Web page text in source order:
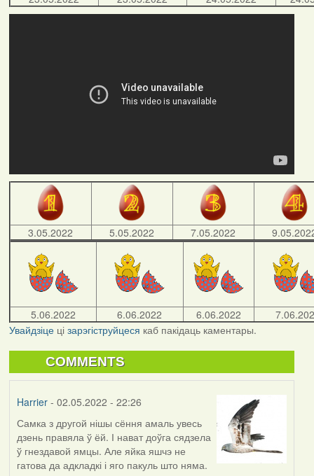
3.05.2022 5.05.2022 7.05.2022
5.06.2022 6.06.2022 6.06.2022
Увайдзіцеці зарэгіструйцеся каб пакідаць каментары.
COMMENTS
Harrier- 02.05.2022 - 22:26
Самка з другой нішы сёння амаль увесь
дзень правяла ў ёй. І нават доўга сядзела
ў гнездавой ямцы. Але яйка яшчэ не
гатова да адкладкі і яго пакуль што няма.